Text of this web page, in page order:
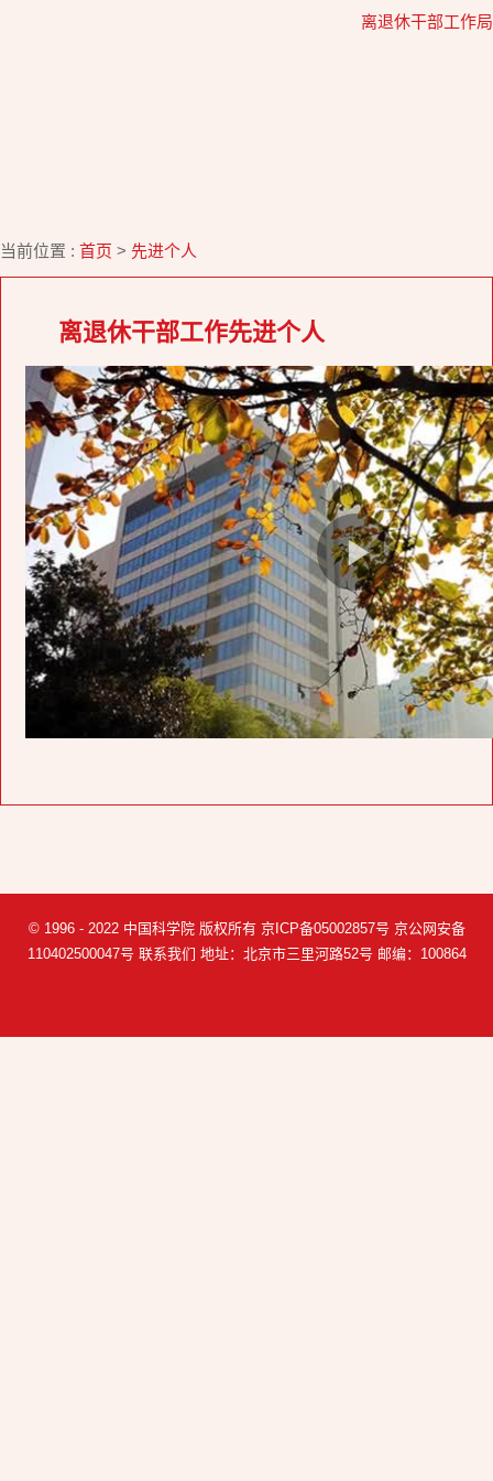
离退休干部工作局
当前位置 : 首页 > 先进个人
离退休干部工作先进个人
© 1996 - 2022 中国科学院 版权所有 京ICP备05002857号 京公网安备
110402500047号 联系我们 地址：北京市三里河路52号 邮编：100864